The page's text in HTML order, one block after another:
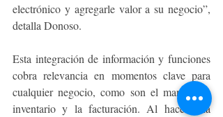
electrónico y agregarle valor a su negocio”,
detalla Donoso.
Esta integración de información y funciones
cobra relevancia en momentos clave para
cualquier negocio, como son el manejo de
inventario y la facturación. Al hacer una